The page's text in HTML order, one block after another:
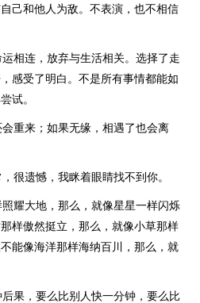
己和他人为敌。不表演，也不相信
相连，放弃与生活相关。选择了走
感受了明白。不是所有事情都能如
试。
重来；如果无缘，相遇了也会离
很遗憾，我眯着眼睛找不到你。
耀大地，那么，就像星星一样闪烁
样傲然挺立，那么，就像小草那样
能像海洋那样海纳百川，那么，就
果，要么比别人快一分钟，要么比